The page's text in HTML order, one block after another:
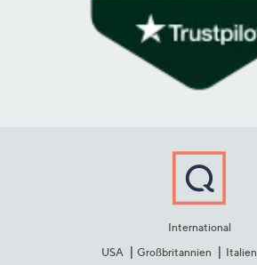
International
USA
Großbritannien Italien